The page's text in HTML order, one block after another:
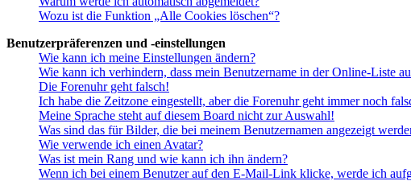
Wozu ist die Funktion „Alle Cookies löschen“?
Benutzerpräferenzen und -einstellungen
Wie kann ich meine Einstellungen ändern?
Wie kann ich verhindern, dass mein Benutzername in der Online-Liste
Die Forenuhr geht falsch!
Ich habe die Zeitzone eingestellt, aber die Forenuhr geht immer noch
Meine Sprache steht auf diesem Board nicht zur Auswahl!
Was sind das für Bilder, die bei meinem Benutzernamen angezeigt
Wie verwende ich einen Avatar?
Was ist mein Rang und wie kann ich ihn ändern?
Wenn ich bei einem Benutzer auf den E-Mail-Link klicke, werde ich